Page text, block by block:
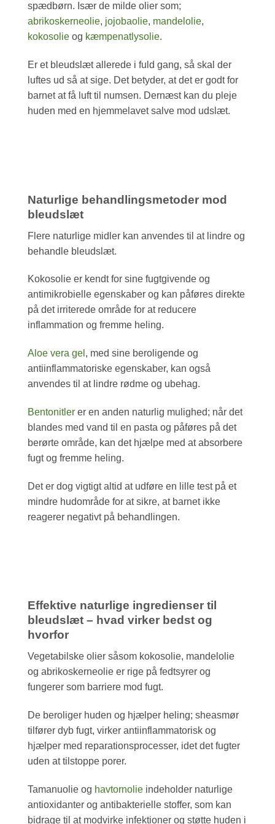
spædbørn. Især de milde olier som;
abrikoskerneolie, jojobaolie, mandelolie,
kokosolie og kæmpenatlysolie.
Er et bleudslæt allerede i fuld gang, så skal der
luftes ud så at sige. Det betyder, at det er godt for
barnet at få luft til numsen. Dernæst kan du pleje
huden med en hjemmelavet salve mod udslæt.
Naturlige behandlingsmetoder mod
bleudslæt
Flere naturlige midler kan anvendes til at lindre og
behandle bleudslæt.
Kokosolie er kendt for sine fugtgivende og
antimikrobielle egenskaber og kan påføres direkte
på det irriterede område for at reducere
inflammation og fremme heling.
Aloe vera gel , med sine beroligende og
antiinflammatoriske egenskaber, kan også
anvendes til at lindre rødme og ubehag.
Bentonitler er en anden naturlig mulighed; når det
blandes med vand til en pasta og påføres på det
berørte område, kan det hjælpe med at absorbere
fugt og fremme heling.
Det er dog vigtigt altid at udføre en lille test på et
mindre hudområde for at sikre, at barnet ikke
reagerer negativt på behandlingen.
Effektive naturlige ingredienser til
bleudslæt – hvad virker bedst og
hvorfor
Vegetabilske olier såsom kokosolie, mandelolie
og abrikoskerneolie er rige på fedtsyrer og
fungerer som barriere mod fugt.
De beroliger huden og hjælper heling; sheasmør
tilfører dyb fugt, virker antiinflammatorisk og
hjælper med reparationsprocesser, idet det fugter
uden at tilstoppe porer.
Tamanuolie og havtornolie indeholder naturlige
antioxidanter og antibakterielle stoffer, som kan
bidrage til at modvirke infektioner og støtte huden i